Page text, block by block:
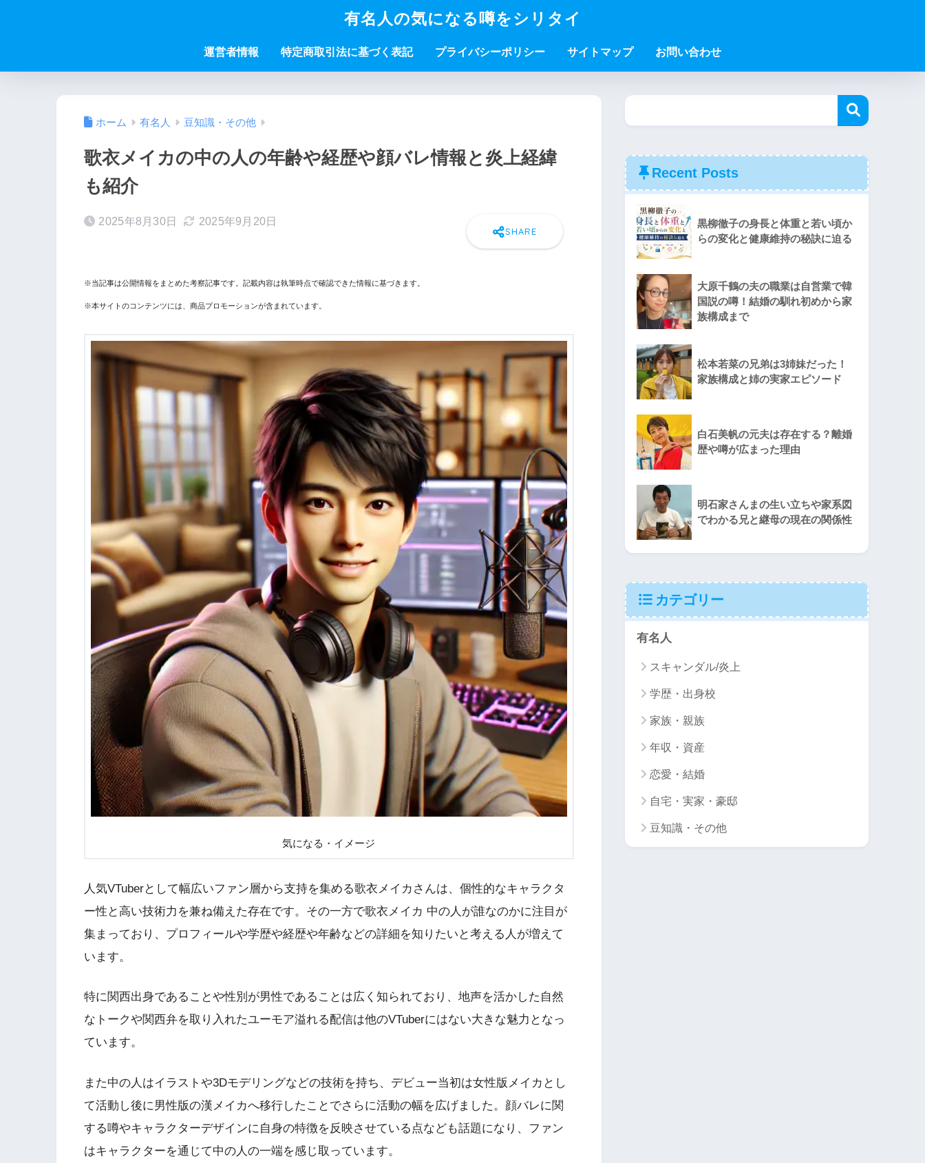
有名人の気になる噂をシリタイ
運営者情報 特定商取引法に基づく表記 プライバシーポリシー サイトマップ お問い合わせ
ホーム 有名人 豆知識・その他
歌衣メイカの中の人の年齢や経歴や顔バレ情報と炎上経緯
も紹介
2025年8月30日 2025年9月20日
※当記事は公開情報をまとめた考察記事です。記載内容は執筆時点で確認できた情報に基づきます。
※本サイトのコンテンツには、商品プロモーションが含まれています。
気になる・イメージ
人気VTuberとして幅広いファン層から支持を集める歌衣メイカさんは、個性的なキャラクタ
ー性と高い技術力を兼ね備えた存在です。その一方で歌衣メイカ 中の人が誰なのかに注目が
集まっており、プロフィールや学歴や経歴や年齢などの詳細を知りたいと考える人が増えて
います。
特に関西出身であることや性別が男性であることは広く知られており、地声を活かした自然
なトークや関西弁を取り入れたユーモア溢れる配信は他のVTuberにはない大きな魅力となっ
ています。
また中の人はイラストや3Dモデリングなどの技術を持ち、デビュー当初は女性版メイカとし
て活動し後に男性版の漢メイカへ移行したことでさらに活動の幅を広げました。顔バレに関
する噂やキャラクターデザインに自身の特徴を反映させている点なども話題になり、ファン
はキャラクターを通じて中の人の一端を感じ取っています。
Recent Posts
黒柳徹子の身長と体重と若い頃か
らの変化と健康維持の秘訣に迫る
大原千鶴の夫の職業は自営業で韓
国説の噂！結婚の馴れ初めから家
族構成まで
松本若菜の兄弟は3姉妹だった！
家族構成と姉の実家エピソード
白石美帆の元夫は存在する？離婚
歴や噂が広まった理由
明石家さんまの生い立ちや家系図
でわかる兄と継母の現在の関係性
カテゴリー
有名人
スキャンダル/炎上
学歴・出身校
家族・親族
年収・資産
恋愛・結婚
自宅・実家・豪邸
豆知識・その他